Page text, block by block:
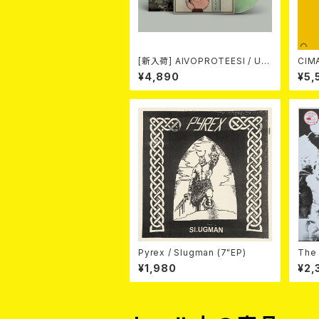
[新入荷] AIVOPROTEESI / UM
PIKUJA (LP / LTD.100 DIE-HA
RD COKE BOTTLE GREEN VI
NYL) (ITA / F.O.A.D.)
¥4,890
Pyrex / Slugman (7"EP)
¥1,980
The